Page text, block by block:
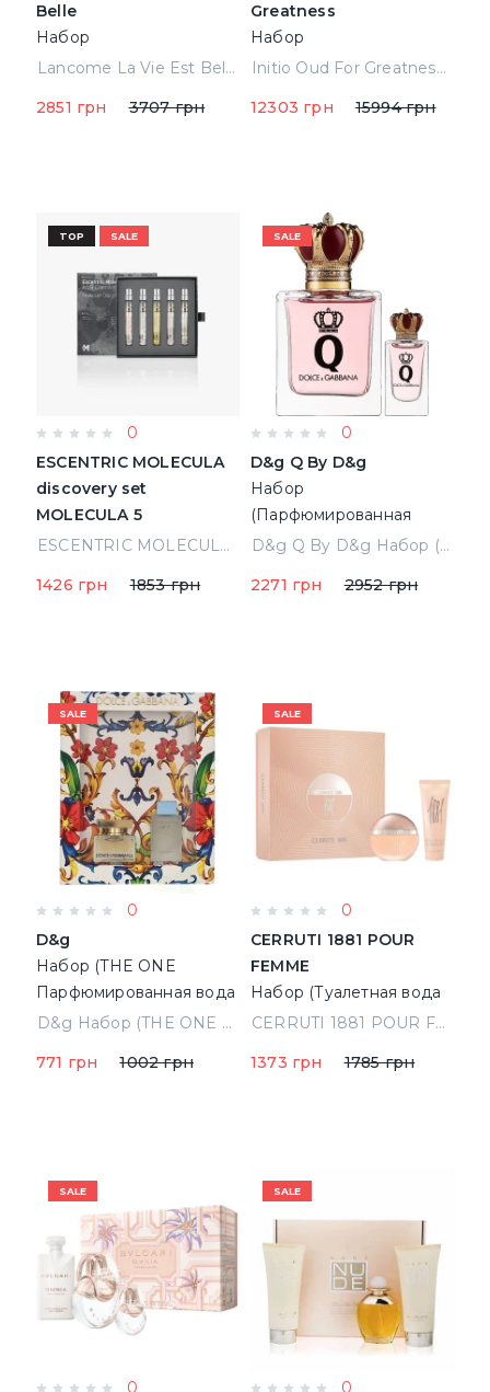
Belle
Набор
(Парфюмированная
для тела+50 Гель для
Lancome La Vie Est Belle Набор (Парфюмированная вода 30 ml + 50 Лосьон для тела+50 Гель для душа) (3614271524171)
2851 грн
3707 грн
Greatness
Набор
(Парфюмированная
b\cream + 50 ml hair
Initio Oud For Greatness Набор (Парфюмированная вода 90 ml +200 ml b\cream + 50 ml hair Духи )
12303 грн
15994 грн
TOP SALE
0
ESCENTRIC MOLECULA
discovery set
MOLECULA 5
*8.5 ml spray (U)
ESCENTRIC MOLECULA discovery set MOLECULA 5*8.5 ml spray (U)
1426 грн
1853 грн
SALE
0
D&g Q By D&g
Набор
(Парфюмированная
вода 50 ml +
5 ml) (8054754400649)
D&g Q By D&g Набор (Парфюмированная вода 50 ml + Парфюмированная вода 5 ml) (8054754400649)
2271 грн
2952 грн
SALE
0
D&g
Набор (THE ONE
Парфюмированная вода
5 ml + lIGHT BLUE
D&g Набор (THE ONE Парфюмированная вода 5 ml + lIGHT BLUE Туалетная вода 4.5 ml)
771 грн
1002 грн
SALE
0
CERRUTI 1881 POUR
FEMME
Набор (Туалетная вода
50 ml + 75 ml b/l)
CERRUTI 1881 POUR FEMME Набор (Туалетная вода 50 ml + 75 ml b/l) (5050456003785)
1373 грн
1785 грн
SALE
0
SALE
0